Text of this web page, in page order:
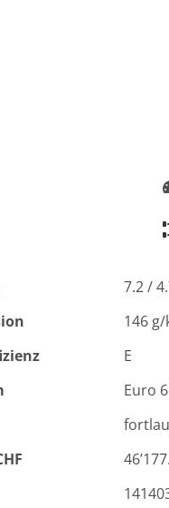
7.2 /
146
E
Euro